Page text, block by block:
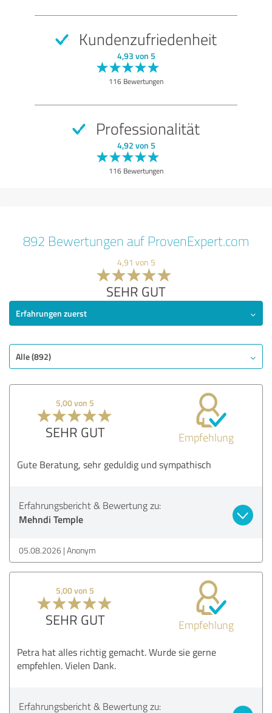
Kundenzufriedenheit
4,93 von 5
116 Bewertungen
Professionalität
4,92 von 5
116 Bewertungen
892 Bewertungen auf ProvenExpert.com
4,91 von 5
SEHR GUT
Erfahrungen zuerst
Alle (892)
5,00 von 5
SEHR GUT Empfehlung
Gute Beratung, sehr geduldig und sympathisch
Erfahrungsbericht & Bewertung zu:
Mehndi Temple
05.08.2026 Anonym
5,00 von 5
SEHR GUT Empfehlung
Petra hat alles richtig gemacht. Wurde sie gerne
empfehlen. Vielen Dank.
Erfahrungsbericht & Bewertung zu: